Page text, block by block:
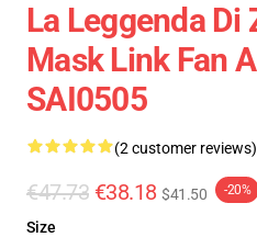
La Leggenda Di
Mask Link Fan
SAI0505
(2 customer reviews)
€47.73 €38.18 $41.50 -20%
Size